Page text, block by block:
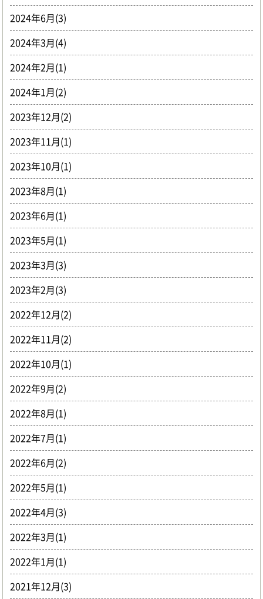
2024年6月(3)
2024年3月(4)
2024年2月(1)
2024年1月(2)
2023年12月(2)
2023年11月(1)
2023年10月(1)
2023年8月(1)
2023年6月(1)
2023年5月(1)
2023年3月(3)
2023年2月(3)
2022年12月(2)
2022年11月(2)
2022年10月(1)
2022年9月(2)
2022年8月(1)
2022年7月(1)
2022年6月(2)
2022年5月(1)
2022年4月(3)
2022年3月(1)
2022年1月(1)
2021年12月(3)